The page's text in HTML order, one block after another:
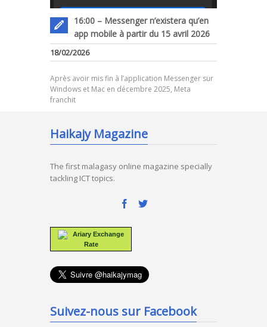
16:00 – Messenger n’existera qu’en
app mobile à partir du 15 avril 2026
18/02/2026
Après avoir mis fin à l’application Messenger sur
Windows et Mac en décembre 2025, Meta
franchit
Haikajy Magazine
The first malagasy online magazine specially
tackling ICT topics.
Ariary Exchange
Rate
Suivez-nous sur Facebook